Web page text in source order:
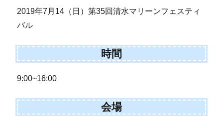
2019年7月14（日）第35回清水マリーンフェスティ
バル
時間
9:00~16:00
会場